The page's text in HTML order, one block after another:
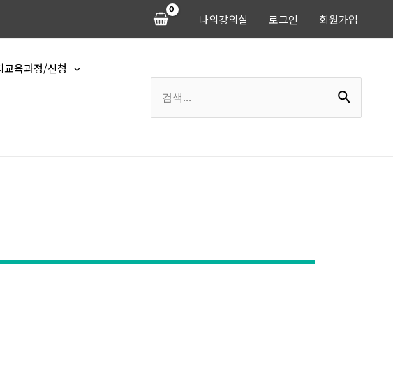
나의강의실 로그인 회원가입
교육과정/신청